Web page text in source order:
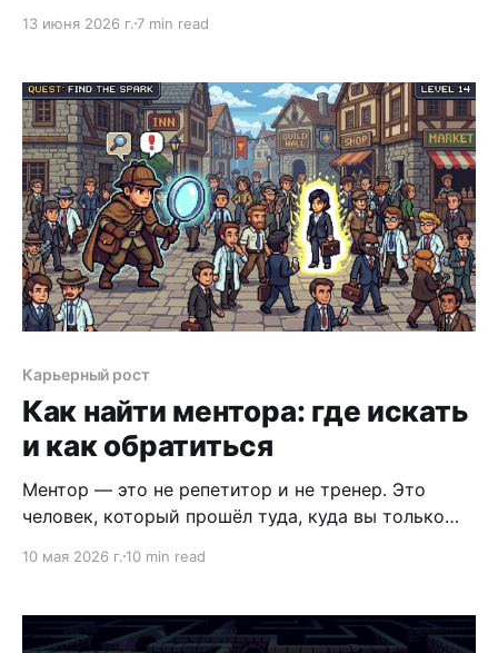
случайность. Открытый рынок вакансий — лишь
менеджеров. Остальные 70–80% позиций
закрываются через скрытые каналы:
рекомендации, executive search, прямые выходы
на работодателей.
13 июня 2026 г. 7 min read
Карьерный рост
Как найти ментора: где искать
и как обратиться
Ментор — это не репетитор и не тренер. Это
человек, который прошёл туда, куда вы только
советами из книг. Правильно выстроенное
избегаете чужих ошибок, получаете нужные связи
10 мая 2026 г. 10 min read